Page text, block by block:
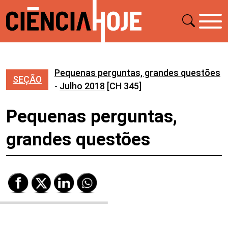
SEÇÃO
Pequenas perguntas, grandes questões
- Julho 2018 [CH 345]
Pequenas perguntas,
grandes questões